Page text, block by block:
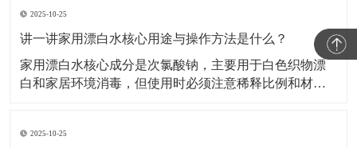
2025-10-25
讲一讲家用漂白水核心用途与操作方法是什么？
家用漂白水核心成分是次氯酸钠，主要用于白色织物漂
白和家居环境消毒，但使用时必须注意稀释比例和材质
家用漂白水的应用需严格区分场景，不同用途的稀释比
2025-10-25